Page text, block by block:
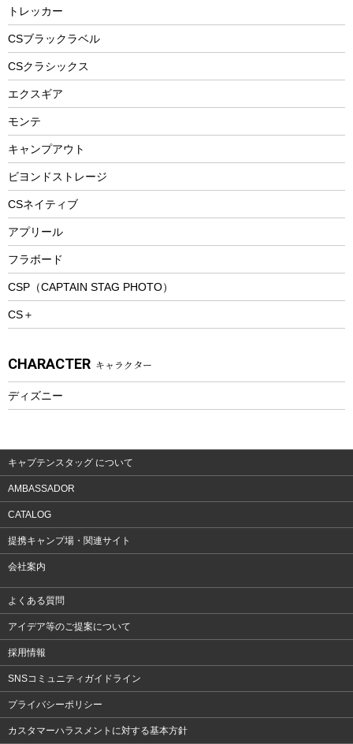
ステンレスボトル
フードボトル
トレー
ランチョンマット
ランチボックス
スプレー関係
ツール、他
エアーポンプ
アクセサリー
自転車ウェア
パラソル
フローティングベスト
ヘルメット
エアーポンプ
ビーチテント
ウィンター
スノーシュー
防寒ウェア
トレッキング
トレッキングアクセサリー
プレイグッズ
ウェルネス
ウェア、タオル
ウェア
防災用品
トレッカー
CSブラックラベル
CSクラシックス
エクスギア
モンテ
キャンプアウト
ビヨンドストレージ
CSネイティブ
アプリール
フラボード
CSP（CAPTAIN STAG PHOTO）
CS＋
CHARACTER キャラクター
ディズニー
キャプテンスタッグ について
AMBASSADOR
CATALOG
提携キャンプ場・関連サイト
会社案内
よくある質問
アイデア等のご提案について
採用情報
SNSコミュニティガイドライン
プライバシーポリシー
カスタマーハラスメントに対する基本方針